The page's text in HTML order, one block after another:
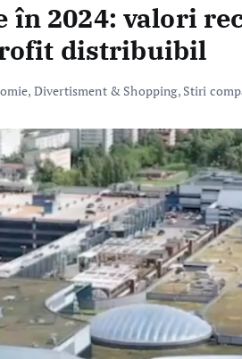
în 2024: valori
distribuibil
, Divertisment & Shopping, Stiri